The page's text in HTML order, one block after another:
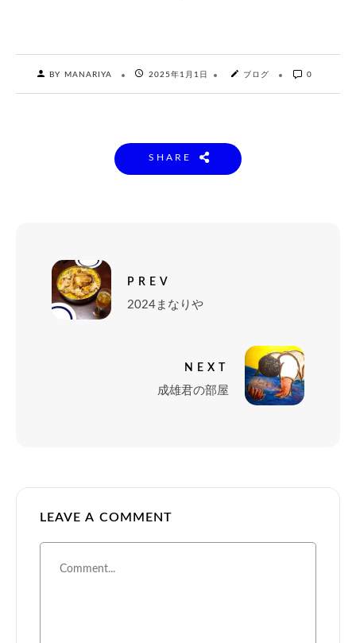
BY MANARIYA 2025年1月1日 ブログ 0
SHARE
PREV
2024まなりや
NEXT
成雄君の部屋
LEAVE A COMMENT